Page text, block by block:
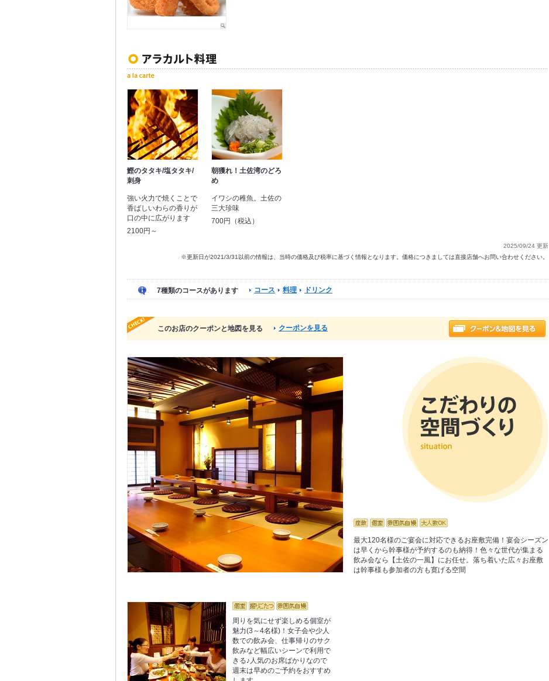
鰹のタタキ/塩タタキ/
刺身
強い火力で焼くことで
香ばしいわらの香りが
口の中に広がります
2100円～
朝獲れ！土佐湾のどろ
め
イワシの稚魚。土佐の
三大珍味
700円（税込）
2025/09/24 更新
※更新日が2021/3/31以前の情報は、当時の価格及び税率に基づく情報となります。価格につきましては直接店舗へお問い合わせください。
7種類のコースがあります コース 料理 ドリンク
このお店のクーポンと地図を見る クーポンを見る
最大120名様のご宴会に対応できるお座敷完備！宴会シーズン
は早くから幹事様が予約するのも納得！色々な世代が集まる
飲み会なら【土佐の一風】にお任せ。落ち着いた広々お座敷
は幹事様も参加者の方も寛げる空間
周りを気にせず楽しめる個室が
魅力(3～4名様)！女子会や少人
数での飲み会、仕事帰りのサク
飲みなど幅広いシーンで利用で
きる♪人気のお席ばかりなので
週末は早めのご予約をおすすめ